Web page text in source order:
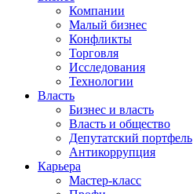
Компании
Малый бизнес
Конфликты
Торговля
Исследования
Технологии
Власть
Бизнес и власть
Власть и общество
Депутатский портфель
Антикоррупция
Карьера
Мастер-класс